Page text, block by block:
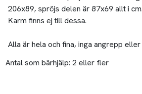
206x89, spröjs delen är 87x69 allt i
Karm finns ej till dessa.
Alla är hela och fina, inga angrepp eller
Antal som bärhjälp: 2 eller fler